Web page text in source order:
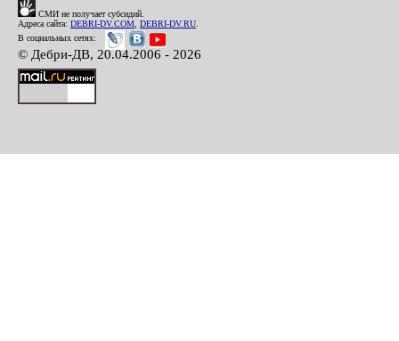
СМИ не получает субсидий.
Адреса сайта: DEBRI-DV.COM DEBRI-DV.RU
В социальных сетях:
© Дебри-ДВ, 20.04.2006 - 2026